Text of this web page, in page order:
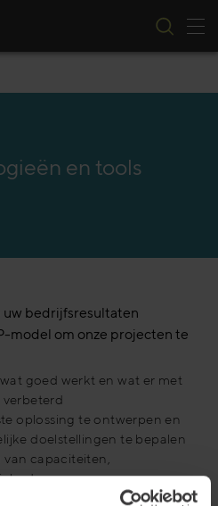
en tools
bedrijfsresultaten
model om onze projecten te
goed werkt en wat er met
oplossing te ontwerpen en
doelstellingen te bepalen
capaciteiten,
gewoontes te